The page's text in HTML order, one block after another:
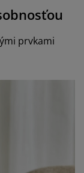
prvkami